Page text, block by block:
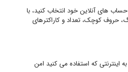
های آنلاین خود انتخاب کنید، با
حروف کوچک، تعداد و کاراکترهای
اینترنتی که استفاده می کنید امن